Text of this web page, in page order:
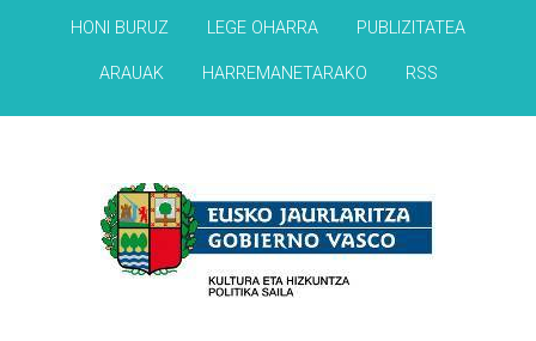
HONI BURUZ LEGE OHARRA PUBLIZITATEA
ARAUAK HARREMANETARAKO RSS